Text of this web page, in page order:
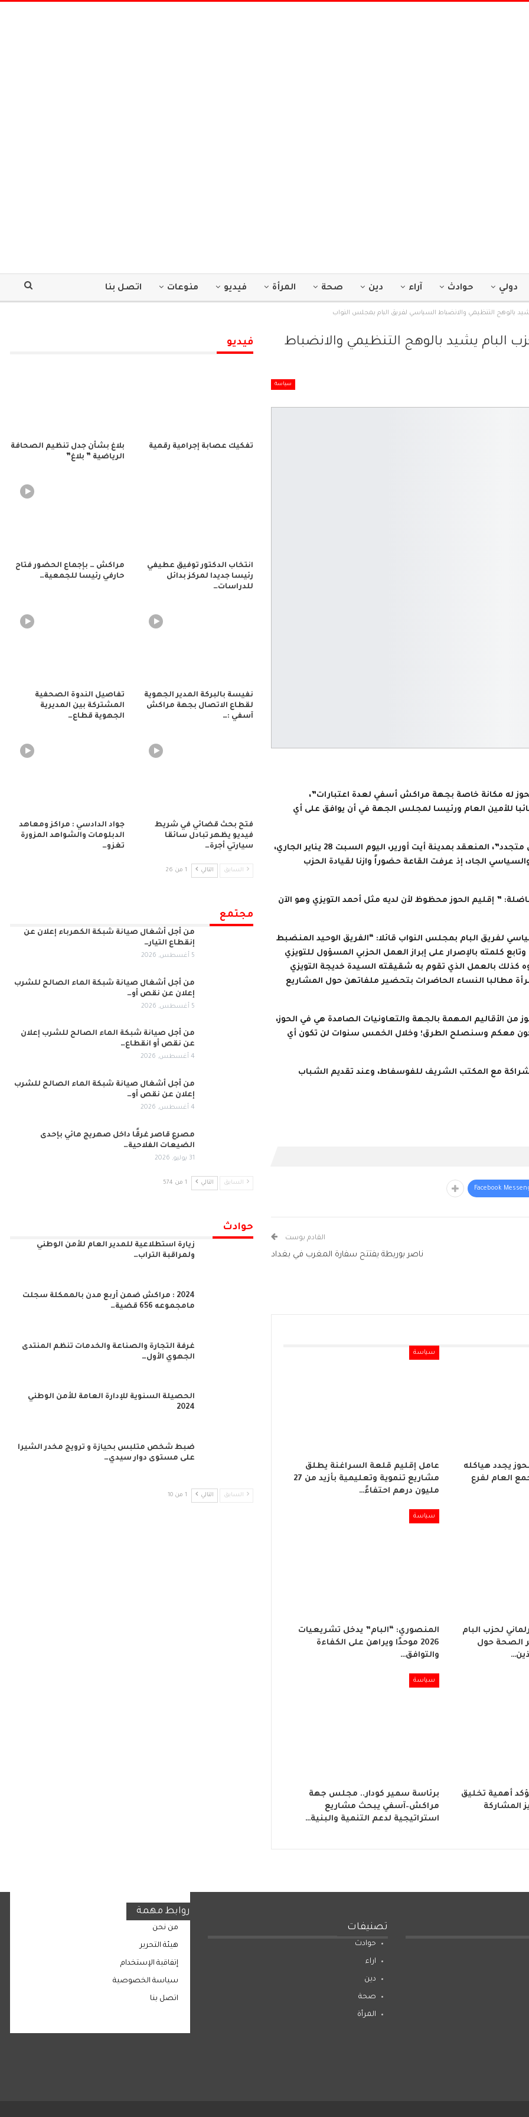
دولي حوادث آراء دين صحة المرأة فيديو منوعات اتصل بنا
يشيد بالوهج التنظيمي والانضباط السياسي لفريق البام بمجلس النواب
البام يشيد بالوهج التنظيمي والانضباط
سياسة
له مكانة خاصة بجهة مراكش أسفي لعدة اعتبارات”،
للأمين العام ورئيسا لمجلس الجهة في أن يوافق على أي
هذا اللقاء الذي اختير له شعار “البام دينامية متواصلة لفعل حزبي متجدد”، المنعقد بمدينة أيت أورير، اليوم السبت 28 يناير الجاري،
الجاد، إذ عرفت القاعة حضوراً وازنا لقيادة الحزب
” إقليم الحوز محظوظ لأن لديه مثل أحمد التويزي وهو الآن
لفريق البام بمجلس النواب قائلا: “الفريق الوحيد المنضبط
كلمته بالإصرار على إبراز العمل الحزبي المسؤول للتويزي
كذلك بالعمل الذي تقوم به شقيقته السيدة خديجة التويزي
مطالبا النساء الحاضرات بتحضير ملفاتهن حول المشاريع
من الأقاليم المهمة بالجهة والتعاونيات الصامدة هي في الحوز،
معكم وسنصلح الطرق؛ وخلال الخمس سنوات لن تكون أي
مع المكتب الشريف للفوسفاط، وعند تقديم الشباب
Facebook
القادم بوست
ناصر بوريطة يفتتح سفارة المغرب في بغداد
يجدد هياكله
العام لفرع
سياسة
عامل إقليم قلعة السراغنة يطلق
مشاريع تنموية وتعليمية بأزيد من 27
مليون درهم احتفاءً…
لحزب البام
الصحة حول
سياسة
المنصوري: “البام” يدخل تشريعيات
2026 موحدًا ويراهن على الكفاءة
والتوافق…
أهمية تخليق
وتعزيز المشاركة
سياسة
برئاسة سمير كودار.. مجلس جهة
مراكش–آسفي يبحث مشاريع
استراتيجية لدعم التنمية والبنية…
فيديو
تفكيك عصابة إجرامية رقمية
بلاغ بشأن جدل تنظيم الصحافة
الرياضية ” بلاغ”
انتخاب الدكتور توفيق عطيفي
رئيسا جديدا لمركز بدائل
للدراسات…
مراكش … بإجماع الحضور فتاح
حارفي رئيسا للجمعية…
نفيسة بالبركة المدير الجهوية
لقطاع الاتصال بجهة مراكش
آسفي :…
تفاصيل الندوة الصحفية
المشتركة بين المديرية
الجهوية قطاع…
فتح بحث قضائي في شريط
فيديو يظهر تبادل سائقا
سيارتي أجرة…
جواد الدادسي : مراكز ومعاهد
الدبلومات والشواهد المزورة
تغزو…
السابق التالي 1 من 26
مجتمع
من أجل أشغال صيانة شبكة الكهرباء إعلان عن
إنقطاع التيار…
5 أغسطس, 2026
من أجل أشغال صيانة شبكة الماء الصالح للشرب
إعلان عن نقص أو…
5 أغسطس, 2026
من أجل صيانة شبكة الماء الصالح للشرب إعلان
عن نقص أو انقطاع…
4 أغسطس, 2026
من أجل أشغال صيانة شبكة الماء الصالح للشرب
إعلان عن نقص أو…
4 أغسطس, 2026
مصرع قاصر غرقًا داخل صهريج مائي بإحدى
الضيعات الفلاحية…
31 يوليو, 2026
السابق التالي 1 من 574
حوادث
زيارة استطلاعية للمدير العام للأمن الوطني
ولمراقبة التراب…
2024 : مراكش ضمن أربع مدن بالممكلة سجلت
مامجموعه 656 قضية…
غرفة التجارة والصناعة والخدمات تنظم المنتدى
الجهوي الأول…
الحصيلة السنوية للإدارة العامة للأمن الوطني
2024
ضبط شخص متلبس بحيازة و ترويج مخدر الشيرا
على مستوى دوار سيدي…
السابق التالي 1 من 10
تصنيفات
حوادث
اراء
دين
صحة
المرأة
روابط مهمة
من نحن
هيئة التحرير
إتفاقية الإستخدام
سياسة الخصوصية
اتصل بنا